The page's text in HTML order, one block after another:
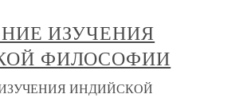
ИЗУЧЕНИЯ
ФИЛОСОФИИ
ИНДИЙСКОЙ